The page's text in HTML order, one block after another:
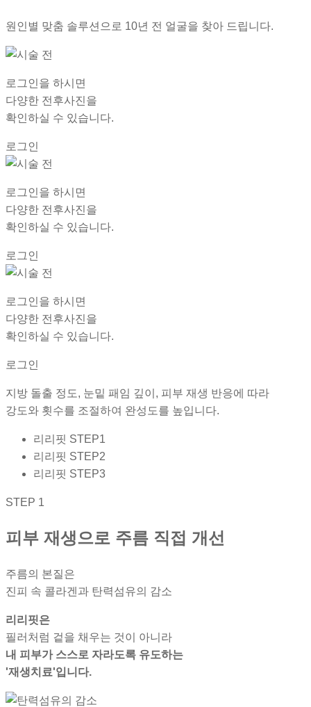
원인별 맞춤 솔루션으로 10년 전 얼굴을 찾아 드립니다.
로그인을 하시면
다양한 전후사진 을
확인하실 수 있습니다.
로그인
로그인을 하시면
다양한 전후사진 을
확인하실 수 있습니다.
로그인
로그인을 하시면
다양한 전후사진 을
확인하실 수 있습니다.
로그인
지방 돌출 정도, 눈밑 패임 깊이, 피부 재생 반응에 따라
강도와 횟수를 조절하여 완성도를 높입니다.
리리핏 STEP1
리리핏 STEP2
리리핏 STEP3
STEP 1
피부 재생으로 주름 직접 개선
주름의 본질은
진피 속 콜라겐과 탄력섬유의 감소
리리핏은
필러처럼 겉을 채우는 것이 아니라
내 피부가 스스로 자라도록 유도하는
'재생치료'입니다.